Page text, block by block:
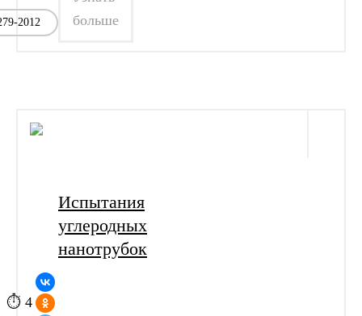
больше
2012
Испытания
углеродных
нанотрубок
⏱ 4